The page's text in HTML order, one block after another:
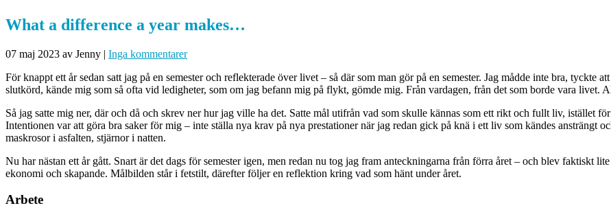
What a difference a year makes…
07 maj 2023 av Jenny | Inga kommentarer
För knappt ett år sedan satt jag på en semester och reflekterade över livet – så där som man gör på en semester. Jag mådde inte bra,
slutkörd, kände mig som så ofta vid ledigheter, som om jag befann mig på flykt, gömde mig. Från vardagen, från det som borde vara livet.
Så jag satte mig ner, där och då och skrev ner hur jag ville ha det. Satte mål utifrån vad som skulle kännas som ett rikt och fullt liv, istället
Intentionen var att göra bra saker för mig – inte ställa nya krav på nya prestationer när jag redan gick på knä i ett liv som kändes ansträngt
maskrosor i asfalten, stjärnor i natten.
Nu har nästan ett år gått. Snart är det dags för semester igen, men redan nu tog jag fram anteckningarna från förra året – och blev faktiskt
ekonomi och skapande. Målbilden står i fetstilt, därefter följer en reflektion kring vad som hänt under året.
Arbete